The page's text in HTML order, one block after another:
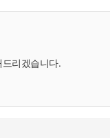
리겠습니다.